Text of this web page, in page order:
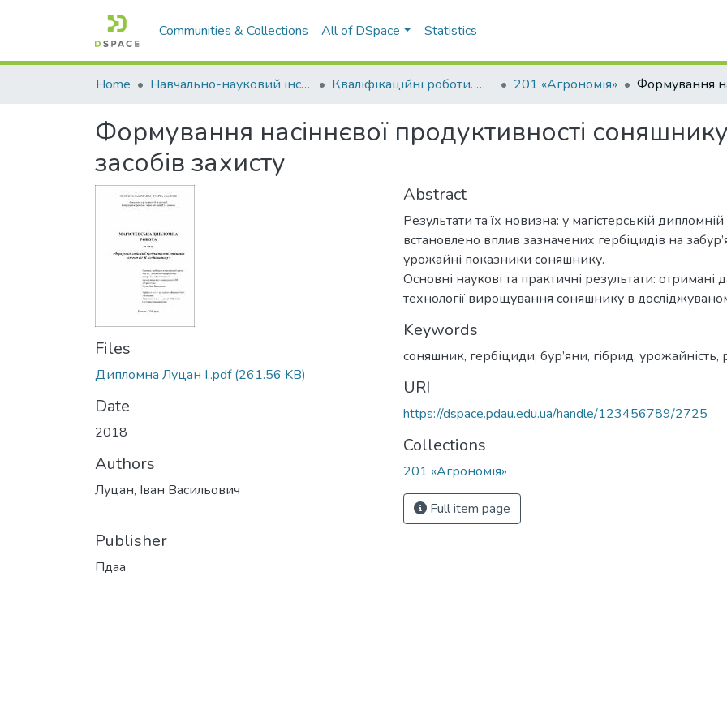
Communities & Collections All of DSpace Statistics
Home Навчально-науковий інститут агротехнологій, селекції та екології Кваліфікаційні роботи. ННІ агротехнологій, селекції та екології 201 «Агрономія»
Формування насіннєвої продуктивності
засобів захисту
Files
Дипломна Луцан І..pdf(261.56 KB)
Date
2018
Authors
Луцан, Іван Васильович
Publisher
Пдаа
Abstract
Результати та їх новизна: у магістерській
встановлено вплив зазначених гербіцидів на
урожайні показники соняшнику.
Основні наукові та практичні результати: отримані
технології вирощування соняшнику в
Keywords
соняшник, гербіциди, бур’яни, гібрид, урожайність,
URI
https://dspace.pdau.edu.ua/handle/123456789/2725
Collections
201 «Агрономія»
Full item page